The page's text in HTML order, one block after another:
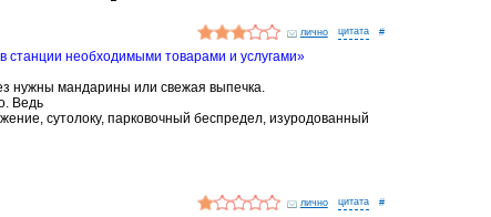
лично #
станции необходимыми товарами и услугами»
нужны мандарины или свежая выпечка.
Ведь
сутолоку, парковочный беспредел, изуродованный
лично #